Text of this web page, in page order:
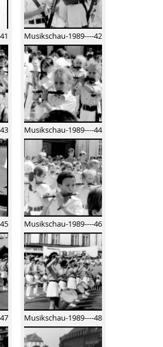
Musikschau-1989----42
Musikschau-1989----44
Musikschau-1989----46
Musikschau-1989----48